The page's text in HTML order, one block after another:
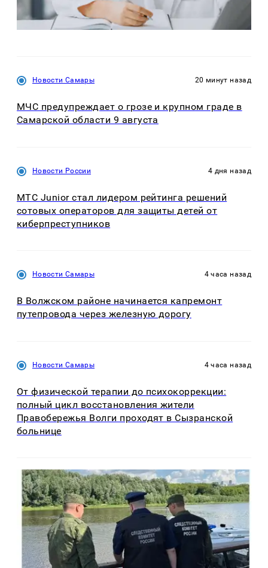
Новости Самары 20 минут назад
МЧС предупреждает о грозе и крупном граде в
Самарской области 9 августа
Новости России 4 дня назад
МТС Junior стал лидером рейтинга решений
сотовых операторов для защиты детей от
киберпреступников
Новости Самары 4 часа назад
В Волжском районе начинается капремонт
путепровода через железную дорогу
Новости Самары 4 часа назад
От физической терапии до психокоррекции:
полный цикл восстановления жители
Правобережья Волги проходят в Сызранской
больнице